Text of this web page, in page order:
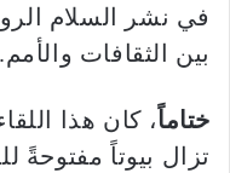
في نشر السلام
بين الثقافات والأمم.
ختاماً، كان هذا
تزال بيوتاً مفتوحةً